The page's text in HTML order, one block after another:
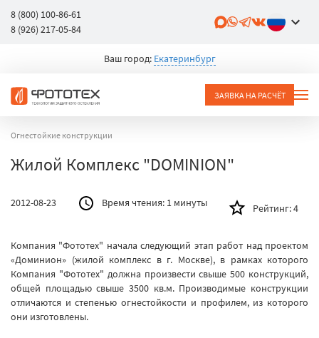
8 (800) 100-86-61
8 (926) 217-05-84
Ваш город: Екатеринбург
ЗАЯВКА НА РАСЧЁТ
Огнестойкие конструкции
Жилой Комплекс "DOMINION"
2012-08-23 Время чтения: 1 минуты Рейтинг:4
Компания "Фототех" начала следующий этап работ над проектом
«Доминион» (жилой комплекс в г. Москве), в рамках которого
Компания "Фототех" должна произвести свыше 500 конструкций,
общей площадью свыше 3500 кв.м. Производимые конструкции
отличаются и степенью огнестойкости и профилем, из которого
они изготовлены.